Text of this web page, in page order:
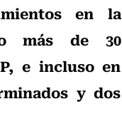
en la
más de 30
e incluso en
y dos